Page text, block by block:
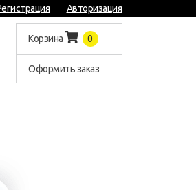
Авторизация
Корзина 0
Оформить заказ